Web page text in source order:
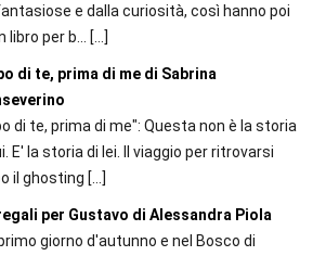
e dalla curiosità, così hanno poi
per b...
[…]
di te, prima di me di Sabrina
di te, prima di me": Questa non è la storia
E' la storia di lei. Il viaggio per ritrovarsi
il ghosting […]
per Gustavo di Alessandra Piola
giorno d'autunno e nel Bosco di